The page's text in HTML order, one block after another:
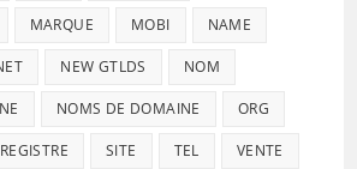
MARQUE MOBI NAME
NEW GTLDS NOM
NOMS DE DOMAINE ORG
REGISTRE SITE TEL VENTE